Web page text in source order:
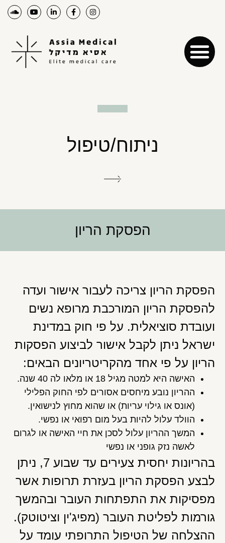
ניתוח/טיפול
הפסקת הריון
הפסקת הריון צריכה לעבור אישור ועדה
להפסקת הריון המורכבת מרופא נשים
ועובדת סוציאלית. על פי חוק במדינת
ישראל ניתן לקבל אישור לביצוע הפסקות
הריון על פי אחד מהקריטריונים הבאים:
האישה היא למטה מגיל 18 או מלאו לה 40 שנה.
ההריון נובע מיחסים אסורים לפי החוק הפלילי
(אונס או גילוי עריות) או שהוא מחוץ לנישואין.
הוולד עלול להיות בעל מום רפואי או נפשי.
המשך ההריון עלול לסכן את חיי האישה או לגרום
לאשה נזק גופני או נפשי
בהריונות יחסית צעירים עד שבוע 7, ניתן
לבצע הפסקת הריון בעזרת תרופות אשר
מפסיקות את התפתחות העובר ובהמשך
גורמות לפליטת העובר (מפיג'ין וציטוטק).
ההצלחה של הטיפול התרופתי עומד על